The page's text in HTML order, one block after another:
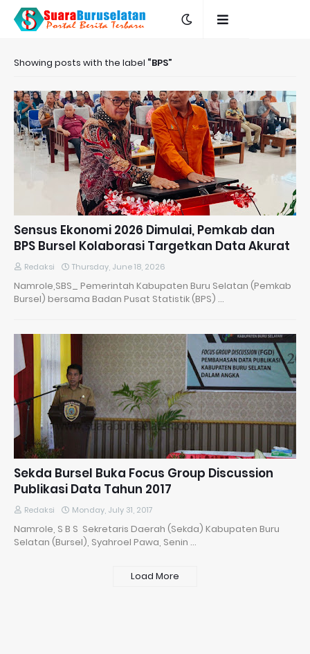
Showing posts with the label BPS
Sensus Ekonomi 2026 Dimulai, Pemkab dan
BPS Bursel Kolaborasi Targetkan Data Akurat
Redaksi Thursday, June 18, 2026
Namrole,SBS_ Pemerintah Kabupaten Buru Selatan (Pemkab
Bursel) bersama Badan Pusat Statistik (BPS) …
Sekda Bursel Buka Focus Group Discussion
Publikasi Data Tahun 2017
Redaksi Monday, July 31, 2017
Namrole, S B S Sekretaris Daerah (Sekda) Kabupaten Buru
Selatan (Bursel), Syahroel Pawa, Senin …
Load More